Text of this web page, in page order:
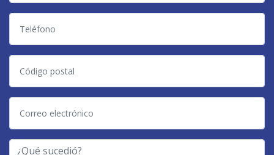
postal
electrónico
¿Qué